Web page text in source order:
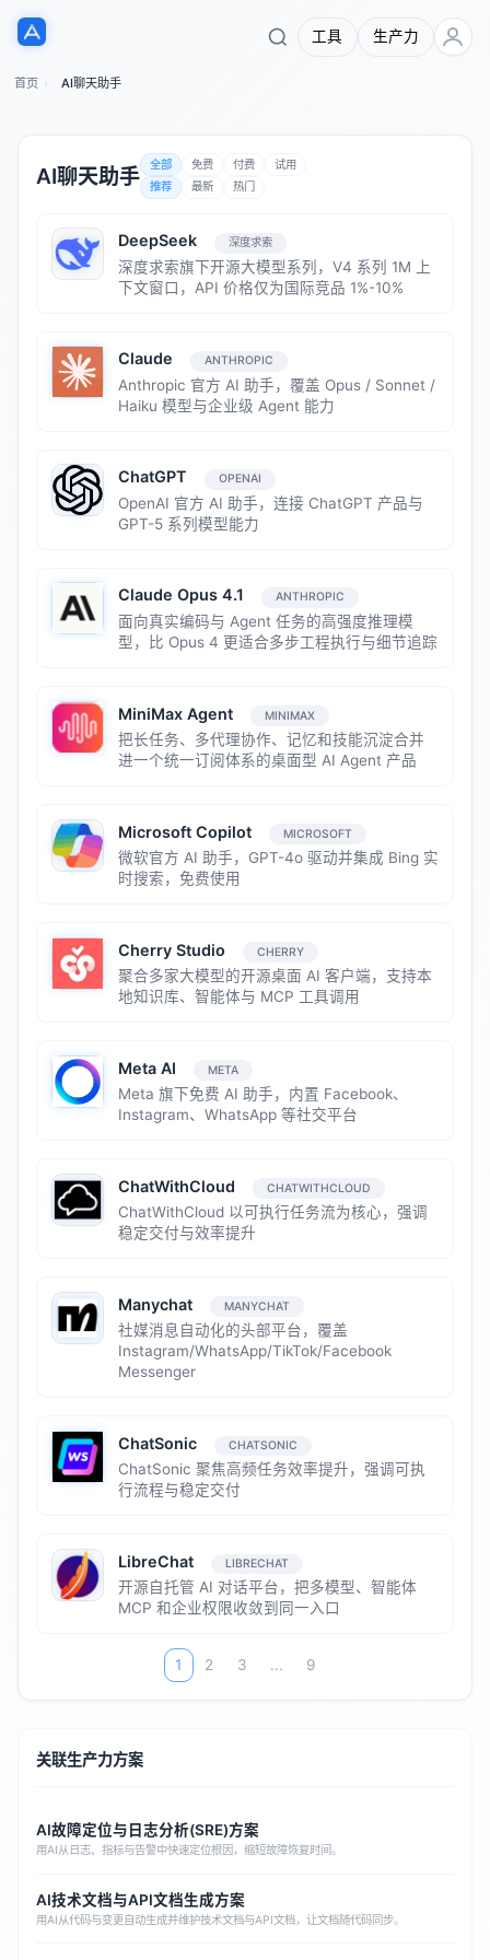
工具 生产力
首页 AI聊天助手
AI聊天助手 全部 免费 付费
试用
推荐
最新 热门
DeepSeek 深度求索
深度求索旗下开源大模型系列，V4 系列 1M 上
下文窗口，API 价格仅为国际竞品 1%-10%
Claude ANTHROPIC
Anthropic 官方 AI 助手，覆盖 Opus / Sonnet /
Haiku 模型与企业级 Agent 能力
ChatGPT OPENAI
OpenAI 官方 AI 助手，连接 ChatGPT 产品与
GPT-5 系列模型能力
Claude Opus 4.1 ANTHROPIC
面向真实编码与 Agent 任务的高强度推理模
型，比 Opus 4 更适合多步工程执行与细节追踪
MiniMax Agent MINIMAX
把长任务、多代理协作、记忆和技能沉淀合并
进一个统一订阅体系的桌面型 AI Agent 产品
Microsoft Copilot MICROSOFT
微软官方 AI 助手，GPT-4o 驱动并集成 Bing 实
时搜索，免费使用
Cherry Studio CHERRY
聚合多家大模型的开源桌面 AI 客户端，支持本
地知识库、智能体与 MCP 工具调用
Meta AI META
Meta 旗下免费 AI 助手，内置 Facebook、
Instagram、WhatsApp 等社交平台
ChatWithCloud CHATWITHCLOUD
ChatWithCloud 以可执行任务流为核心，强调
稳定交付与效率提升
Manychat MANYCHAT
社媒消息自动化的头部平台，覆盖
Instagram/WhatsApp/TikTok/Facebook
Messenger
ChatSonic CHATSONIC
ChatSonic 聚焦高频任务效率提升，强调可执
行流程与稳定交付
LibreChat LIBRECHAT
开源自托管 AI 对话平台，把多模型、智能体
MCP 和企业权限收敛到同一入口
1 2 3 ... 9
关联生产力方案
AI故障定位与日志分析(SRE)方案
用AI从日志、指标与告警中快速定位根因，缩短故障恢复时间。
AI技术文档与API文档生成方案
用AI从代码与变更自动生成并维护技术文档与API文档，让文档随代码同步。